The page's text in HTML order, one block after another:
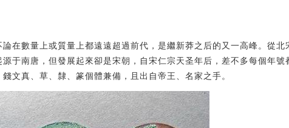
在數量上或質量上都遠遠超過前代，是繼新莽之后的又一高峰。從北
于南唐，但發展起來卻是宋朝，自宋仁宗天圣年后，差不多每個年號
文真、草、隸、篆個體兼備，且出自帝王、名家之手。